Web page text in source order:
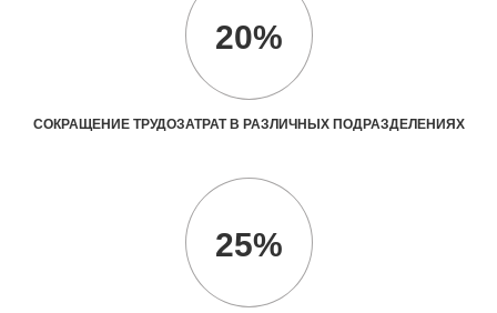
20%
СОКРАЩЕНИЕ ТРУДОЗАТРАТ В РАЗЛИЧНЫХ ПОДРАЗДЕЛЕНИЯХ
25%